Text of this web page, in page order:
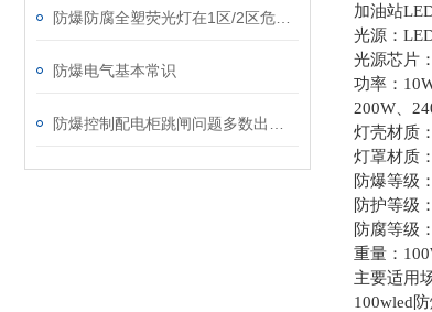
防爆电气基本常识
加油站
光源：
光源芯片
功率：
200W、
灯壳材质
灯罩材质
防爆等级
防护等级
防腐等级
重量：
主要适用
100wled